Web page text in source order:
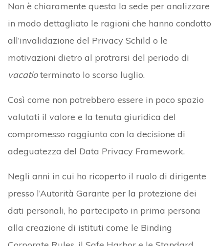
Non è chiaramente questa la sede per analizzare
in modo dettagliato le ragioni che hanno condotto
all’invalidazione del Privacy Schild o le
motivazioni dietro al protrarsi del periodo di
vacatioterminato lo scorso luglio.
Così come non potrebbero essere in poco spazio
valutati il valore e la tenuta giuridica del
compromesso raggiunto con la decisione di
adeguatezza del Data Privacy Framework.
Negli anni in cui ho ricoperto il ruolo di dirigente
presso l’Autorità Garante per la protezione dei
dati personali, ho partecipato in prima persona
alla creazione di istituti come le Binding